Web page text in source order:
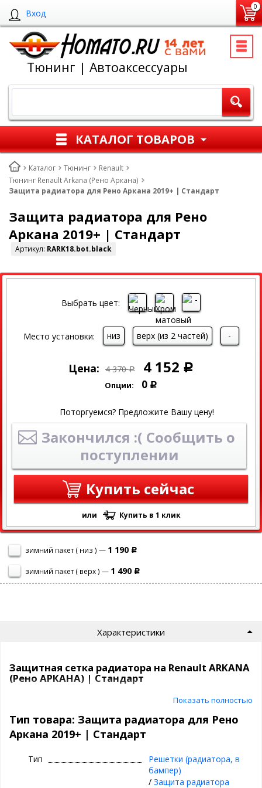
Вход
0
Тюнинг | Автоаксессуары
КАТАЛОГ ТОВАРОВ
Каталог Тюнинг
Renault
Тюнинг Renault Arkana (Рено Аркана)
Защита радиатора для Рено Аркана 2019+ | Стандарт
Защита радиатора для Рено
Аркана 2019+ | Стандарт
Артикул: RARK18.bot.black
СКИДКА
Выбрать цвет:
Место установки: низ верх (из 2 частей) -
Цена: 4 370 Р 4 152 Р
Опции: 0 Р
Поторгуемся? Предложите Вашу цену!
Закончился :( Сообщить о
поступлении
Купить сейчас
или Купить в 1 клик
зимний пакет ( низ ) — 1 190 Р
зимний пакет ( верх ) — 1 490 Р
Характеристики
Защитная сетка радиатора на Renault ARKANA
(Рено АРКАНА) | Стандарт
Сетка на радиатор Renault ARKANA (Рено АРКАНА) 2019+ защитит
ваш автомобиль от насекомых, камней, мусора и выглядит
просто отлично!
сегодня.
Показать полностью
Тип товара: Защита радиатора для Рено
Аркана 2019+ | Стандарт
Тип
Решетки (радиатора, в
бампер)
/ Защита радиатора